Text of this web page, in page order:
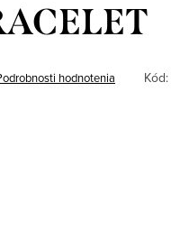
hodnotenia Kód: